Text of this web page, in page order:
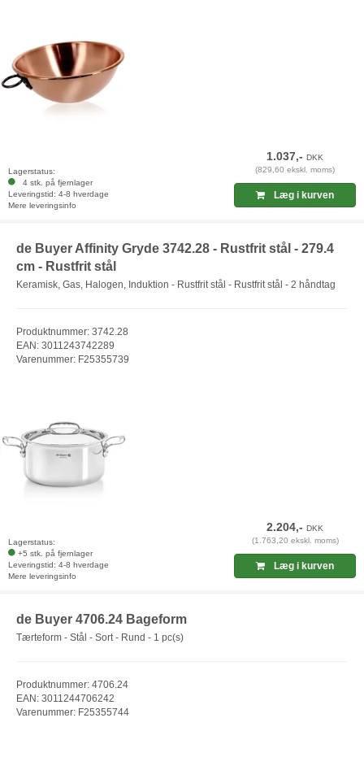
Lagerstatus:
4 stk. på fjernlager
Leveringstid: 4-8 hverdage
Mere leveringsinfo
1.037,-DKK
(829,60 ekskl. moms)
Læg i kurven
de Buyer Affinity Gryde 3742.28 - Rustfrit stål - 279.4
cm - Rustfrit stål
Keramisk, Gas, Halogen, Induktion - Rustfrit stål - Rustfrit stål - 2 håndtag
Produktnummer: 3742.28
EAN: 3011243742289
Varenummer: F25355739
Lagerstatus:
+5 stk. på fjernlager
Leveringstid: 4-8 hverdage
Mere leveringsinfo
2.204,-DKK
(1.763,20 ekskl. moms)
Læg i kurven
de Buyer 4706.24 Bageform
Tærteform - Stål - Sort - Rund - 1 pc(s)
Produktnummer: 4706.24
EAN: 3011244706242
Varenummer: F25355744